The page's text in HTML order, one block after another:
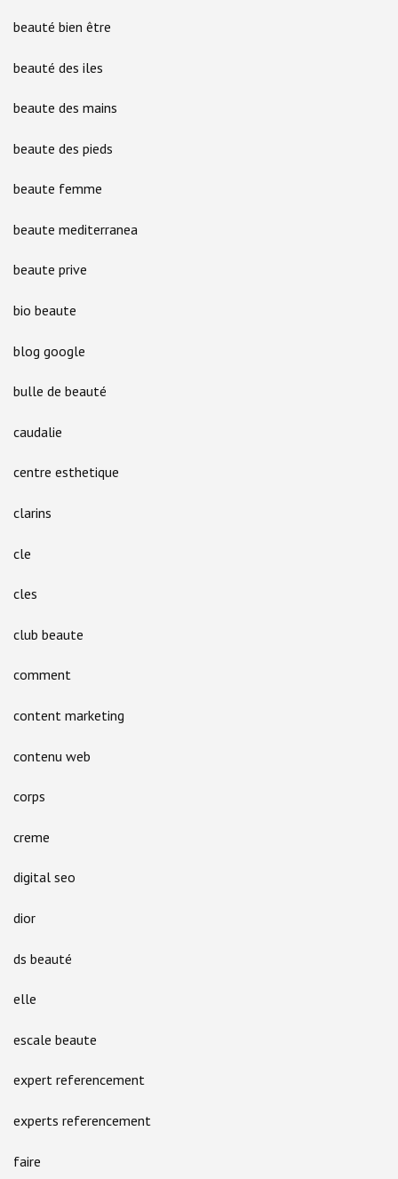
beauté bien être
beauté des iles
beaute des mains
beaute des pieds
beaute femme
beaute mediterranea
beaute prive
bio beaute
blog google
bulle de beauté
caudalie
centre esthetique
clarins
cle
cles
club beaute
comment
content marketing
contenu web
corps
creme
digital seo
dior
ds beauté
elle
escale beaute
expert referencement
experts referencement
faire